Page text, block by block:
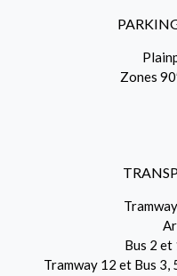
Zones
Bus 2
Tramway 12 et Bus 3,